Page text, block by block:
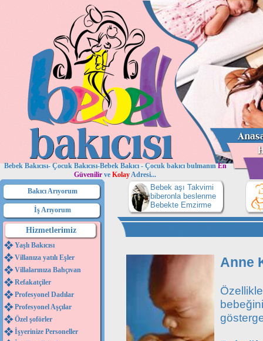
Bebek Bakıcısı- Çocuk Bakıcısı-Bebek Bakıcı - Çocuk bakıcı bulmanınEn
Güvenilir ve KolayAdresi...
Bakıcı Arıyorum
İş Arıyorum
Hizmetlerimiz
Yaşlı Bakıcısı
Villanıza yatılı Eşler
Villalarınıza Bahçıvan
Refakatçiler
Profesyonel Dadılar
Profesyonel Aşçılar
Özel şoförler
İşyerinize Personeller
Bebek aşı Takvimi
biberonla beslenme
Bebekte Emzirme
Anne